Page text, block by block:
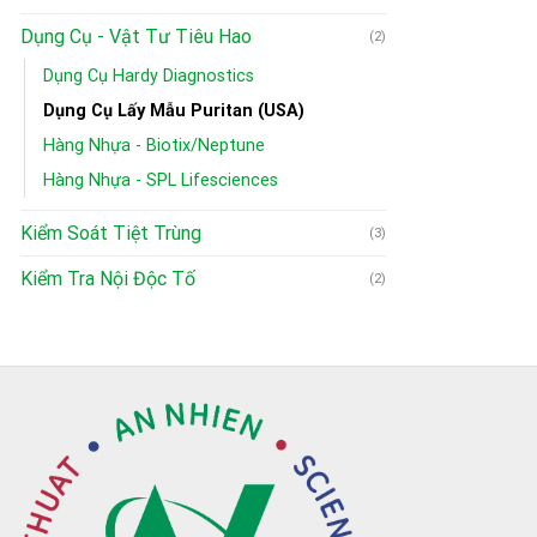
Dụng Cụ - Vật Tư Tiêu Hao
(2)
Dụng Cụ Hardy Diagnostics
Dụng Cụ Lấy Mẫu Puritan (USA)
Hàng Nhựa - Biotix/Neptune
Hàng Nhựa - SPL Lifesciences
Kiểm Soát Tiệt Trùng (3)
Kiểm Tra Nội Độc Tố (2)